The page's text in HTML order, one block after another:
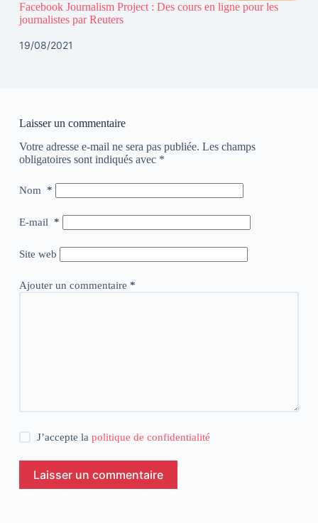
Facebook Journalism Project : Des cours en ligne pour les
journalistes par Reuters
19/08/2021
Laisser un commentaire
Votre adresse e-mail ne sera pas publiée. Les champs
obligatoires sont indiqués avec *
Nom *
E-mail *
Site web
Ajouter un commentaire *
J’accepte lapolitique de confidentialité
Laisser un commentaire